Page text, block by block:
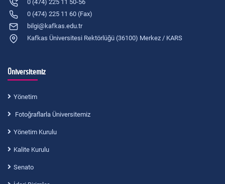
0 (474) 225 11 50-56
0 (474) 225 11 60 (Fax)
bilgi@kafkas.edu.tr
Kafkas Üniversitesi Rektörlüğü (36100) Merkez / KARS
Üniversitemiz
Yönetim
Fotoğraflarla Üniversitemiz
Yönetim Kurulu
Kalite Kurulu
Senato